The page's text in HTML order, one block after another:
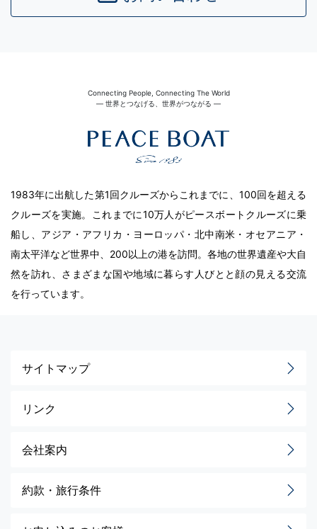
Connecting People, Connecting The World
― 世界とつなげる、世界がつながる ―
1983年に出航した第1回クルーズからこれまでに、100回を超える
クルーズを実施。これまでに10万人がピースボートクルーズに乗
船し、アジア・アフリカ・ヨーロッパ・北中南米・オセアニア・
南太平洋など世界中、200以上の港を訪問。各地の世界遺産や大自
然を訪れ、さまざまな国や地域に暮らす人びとと顔の見える交流
を行っています。
サイトマップ
リンク
会社案内
約款・旅行条件